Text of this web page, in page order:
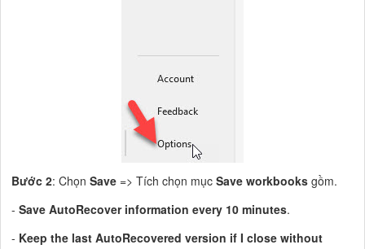
Bước 2: ChọnSave => Tích chọn mụcSave workbooks gồm.
-Save AutoRecover information every 10 minutes.
- Keep the last AutoRecovered version if I close without